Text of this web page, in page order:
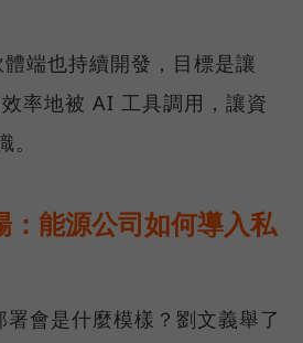
端也持續開發，目標是讓
率地被 AI 工具調用，讓資
：能源公司如何導入私
會是什麼模樣？劉文義舉了